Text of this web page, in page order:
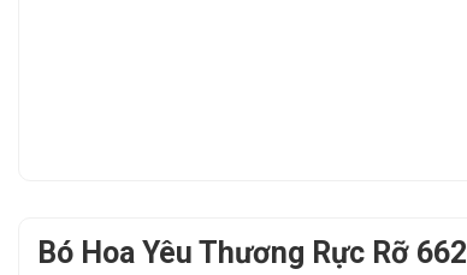
Bó Hoa Yêu Thương Rực Rỡ 662